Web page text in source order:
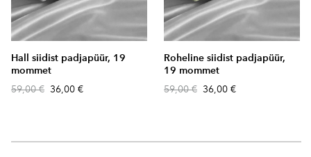
Hall siidist padjapüür, 19
mommet
59,00 € 36,00 €
Roheline siidist padjapüür,
19 mommet
59,00 € 36,00 €